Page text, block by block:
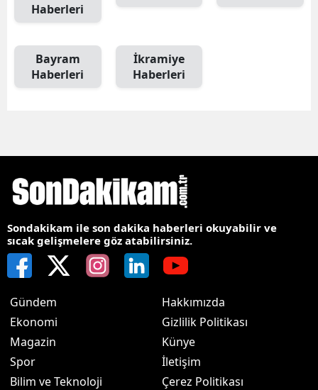
Haberleri
Bayram
Haberleri
İkramiye
Haberleri
Sondakikam ile son dakika haberleri okuyabilir ve
sıcak gelişmelere göz atabilirsiniz.
Gündem
Ekonomi
Magazin
Spor
Bilim ve Teknoloji
Hakkımızda
Gizlilik Politikası
Künye
İletişim
Çerez Politikası